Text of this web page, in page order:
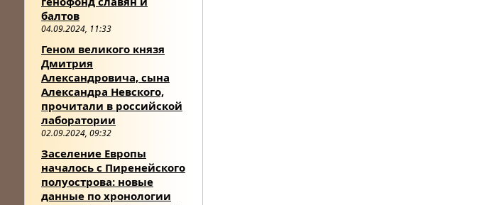
балтов
04.09.2024, 11:33
Геном великого князя
Дмитрия
Александровича, сына
Александра Невского,
прочитали в российской
лаборатории
02.09.2024, 09:32
Заселение Европы
началось с Пиренейского
полуострова: новые
данные по хронологии